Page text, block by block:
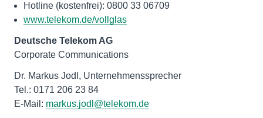
Hotline (kostenfrei): 0800 33 06709
www.telekom.de/vollglas
Deutsche Telekom AG
Corporate Communications
Dr. Markus Jodl, Unternehmenssprecher
Tel.: 0171 206 23 84
E-Mail: markus.jodl@telekom.de